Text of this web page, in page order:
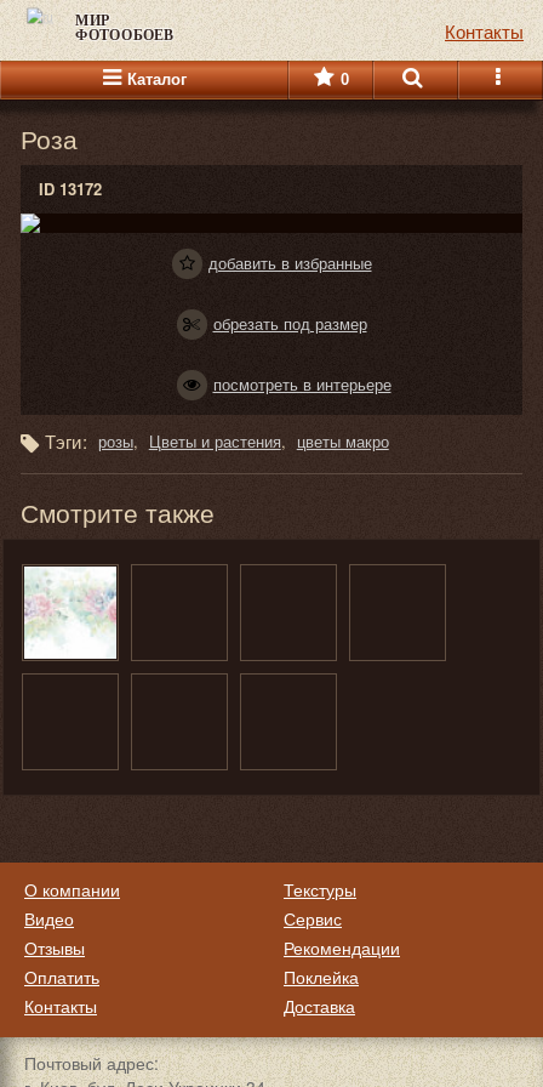
МИР
ФОТООБОЕВ Контакты
Каталог 0
Роза
ID 13172
добавить в избранные
обрезать под размер
посмотреть в интерьере
Тэги: розы Цветы и растения цветы макро
Смотрите также
О компании
Видео
Отзывы
Оплатить
Контакты
Текстуры
Сервис
Рекомендации
Поклейка
Доставка
Почтовый адрес: